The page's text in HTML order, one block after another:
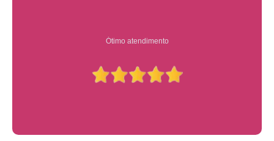
Ótimo atendimento